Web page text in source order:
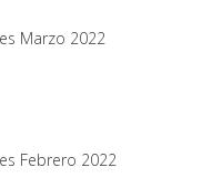
Marzo 2022
Febrero 2022